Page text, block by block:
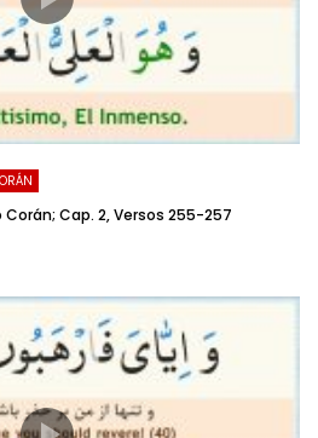
Corán; Cap. 2, Versos 255-257